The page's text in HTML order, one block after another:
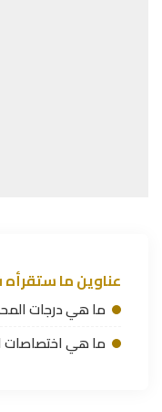
عناوين ما ستقرأه
ما هي درجات
ما هي اختصاصات